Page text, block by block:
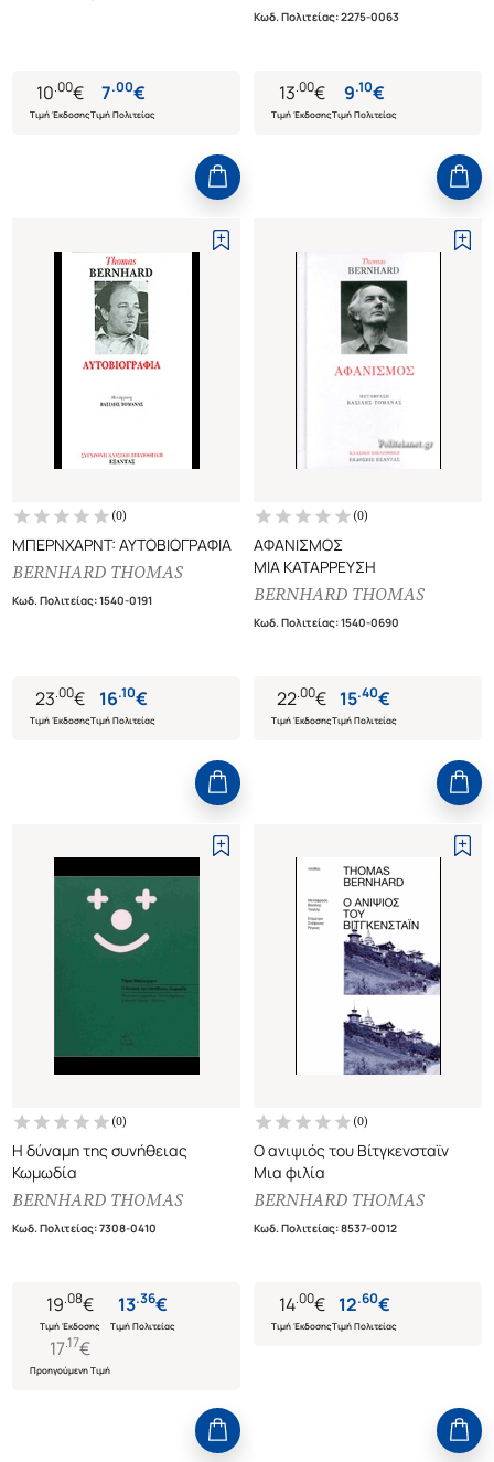
10.00€
Τιμή Έκδοσης
7.00€
Τιμή Πολιτείας
Κωδ. Πολιτείας:2275-0063
13.00€
Τιμή Έκδοσης
9.10€
Τιμή Πολιτείας
(0)
ΜΠΕΡΝΧΑΡΝΤ: ΑΥΤΟΒΙΟΓΡΑΦΙΑ
BERNHARD THOMAS
Κωδ. Πολιτείας:1540-0191
23.00€
Τιμή Έκδοσης
16.10€
Τιμή Πολιτείας
(0)
ΑΦΑΝΙΣΜΟΣ
ΜΙΑ ΚΑΤΑΡΡΕΥΣΗ
BERNHARD THOMAS
Κωδ. Πολιτείας:1540-0690
22.00€
Τιμή Έκδοσης
15.40€
Τιμή Πολιτείας
(0)
Η δύναμη της συνήθειας
Κωμωδία
BERNHARD THOMAS
Κωδ. Πολιτείας:7308-0410
19.08€
Τιμή Έκδοσης
17.17€
Προηγούμενη Τιμή
13.36€
Τιμή Πολιτείας
(0)
Ο ανιψιός του Βίτγκενσταϊν
Μια φιλία
BERNHARD THOMAS
Κωδ. Πολιτείας:8537-0012
14.00€
Τιμή Έκδοσης
12.60€
Τιμή Πολιτείας